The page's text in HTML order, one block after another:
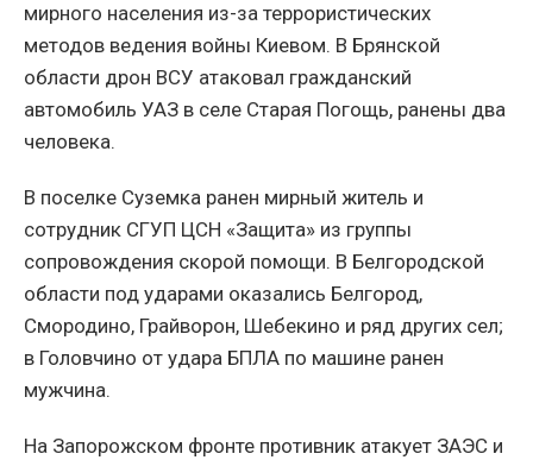
мирного населения из-за террористических
методов ведения войны Киевом. В Брянской
области дрон ВСУ атаковал гражданский
автомобиль УАЗ в селе Старая Погощь, ранены два
человека.
В поселке Суземка ранен мирный житель и
сотрудник СГУП ЦСН «Защита» из группы
сопровождения скорой помощи. В Белгородской
области под ударами оказались Белгород,
Смородино, Грайворон, Шебекино и ряд других сел;
в Головчино от удара БПЛА по машине ранен
мужчина.
На Запорожском фронте противник атакует ЗАЭС и